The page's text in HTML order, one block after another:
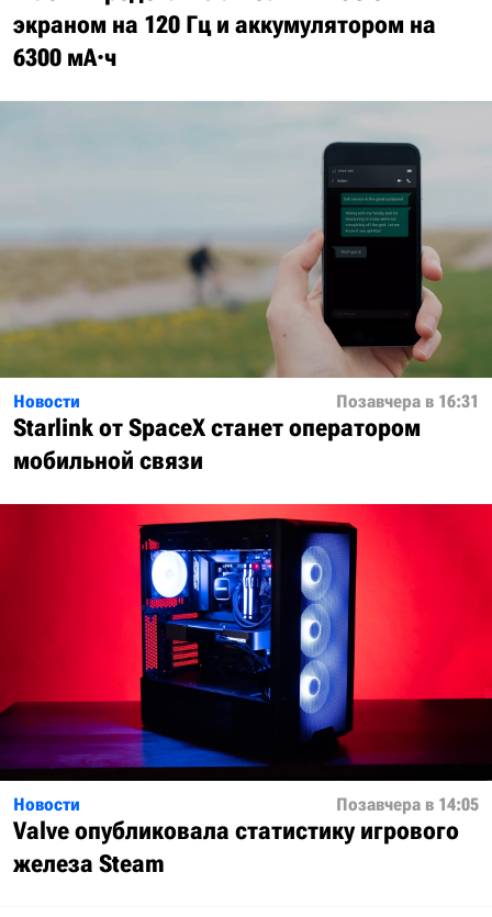
экраном на 120 Гц и аккумулятором на
6300 мА·ч
Новости Позавчера в 16:31
Starlink от SpaceX станет оператором
мобильной связи
Новости Позавчера в 14:05
Valve опубликовала статистику игрового
железа Steam